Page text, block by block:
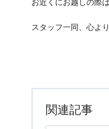
お近くにお越しの際
スタッフ一同、心よ
関連記事